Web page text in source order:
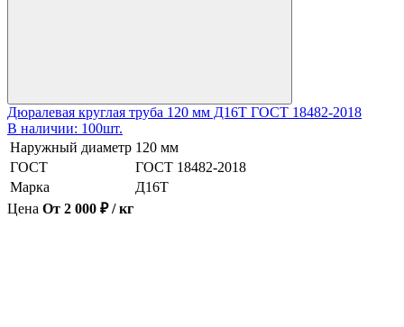
Дюралевая круглая труба 120 мм Д16Т ГОСТ 18482-2018
В наличии: 100шт.
Наружный диаметр 120 мм
ГОСТ
ГОСТ 18482-2018
Марка
Д16Т
Цена От 2 000 ₽ / кг